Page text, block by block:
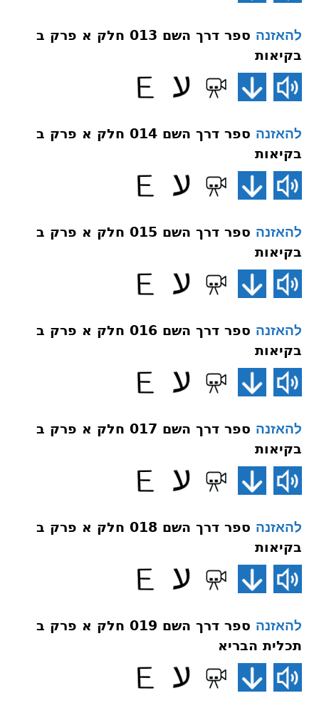
להאזנה
ספר דרך השם 013 חלק א פרק ב
בקיאות
להאזנה
ספר דרך השם 014 חלק א פרק ב
בקיאות
להאזנה
ספר דרך השם 015 חלק א פרק ב
בקיאות
להאזנה
ספר דרך השם 016 חלק א פרק ב
בקיאות
להאזנה
ספר דרך השם 017 חלק א פרק ב
בקיאות
להאזנה
ספר דרך השם 018 חלק א פרק ב
בקיאות
להאזנה
ספר דרך השם 019 חלק א פרק ב
תכלית הבריא